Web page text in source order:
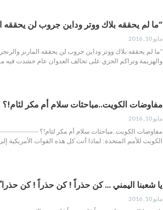
“ما لم يحققه بلاك ووتر وداين جروب لن يحققه
مايو 10, 2016
"ما لم يحققه بلاك ووتر وداين جروب لن يحققه
والهزيمة وتراكم الخزي على تحالف العدوان عام حشدت فيه
مفاوضات الكويت..مباحثات سلام أم مكر لئام!؟
مايو 10, 2016
مفاوضات الكويت..مباحثات سلام أم مكر لئام!؟
الكويت للأمم المتحدة: لماذا أتت كل هذه القوات الأمريكية
يا شعبنا اليمني … كن حذراً ! كن حذراً ! كن
مايو 10, 2016